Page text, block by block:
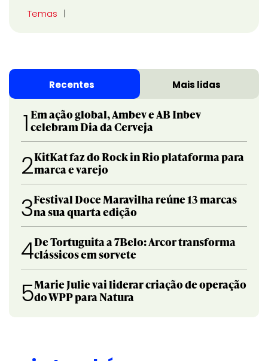
Temas
Recentes Mais lidas
1 Em ação global, Ambev e AB Inbev
celebram Dia da Cerveja
2KitKat faz do Rock in Rio plataforma para
marca e varejo
3Festival Doce Maravilha reúne 13 marcas
na sua quarta edição
4De Tortuguita a 7Belo: Arcor transforma
clássicos em sorvete
5Marie Julie vai liderar criação de operação
do WPP para Natura